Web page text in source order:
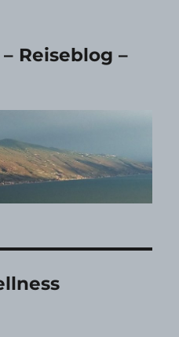
Reiseblog –